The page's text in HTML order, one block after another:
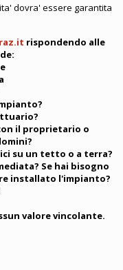
dovra' essere garantita
rispondendo alle
il proprietario o
su un tetto o a terra?
Se hai bisogno
installato l'impianto?
valore vincolante.